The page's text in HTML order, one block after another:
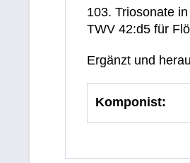
103. Triosonate
TWV 42:d5 für
Ergänzt und
Komponist: